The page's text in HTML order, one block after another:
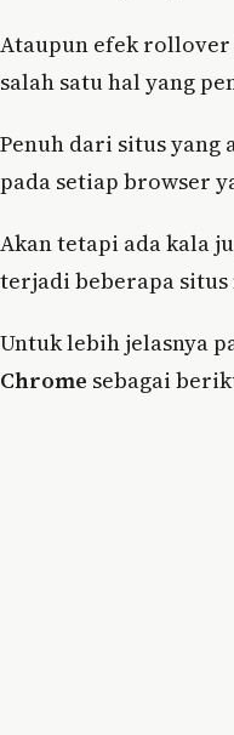
Ataupun efek rollover
salah satu hal yang
Penuh dari situs yang
pada setiap browser
Akan tetapi ada kala
terjadi beberapa situs
Untuk lebih jelasnya
Chrome sebagai